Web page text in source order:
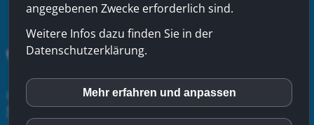
xinfra gmbh - Badstrasse 50 - CH-5200 Brugg - Tel:
544 22 22-Kontakt-Impressum-Datenschutzerklärung
angegebenen Zwecke erforderlich sind.
Weitere Infos dazu finden Sie in der
Datenschutzerklärung.
inCMS
Mehr erfahren und anpassen